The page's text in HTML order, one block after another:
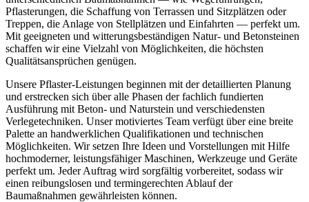
Pflasterungen, die Schaffung von Terrassen und Sitzplätzen oder
Treppen, die Anlage von Stellplätzen und Einfahrten — perfekt um.
Mit geeigneten und witterungsbeständigen Natur- und Betonsteinen
schaffen wir eine Vielzahl von Möglichkeiten, die höchsten
Qualitätsansprüchen genügen.
Unsere Pflaster-Leistungen beginnen mit der detaillierten Planung
und erstrecken sich über alle Phasen der fachlich fundierten
Ausführung mit Beton- und Naturstein und verschiedensten
Verlegetechniken. Unser motiviertes Team verfügt über eine breite
Palette an handwerklichen Qualifikationen und technischen
Möglichkeiten. Wir setzen Ihre Ideen und Vorstellungen mit Hilfe
hochmoderner, leistungsfähiger Maschinen, Werkzeuge und Geräte
perfekt um. Jeder Auftrag wird sorgfältig vorbereitet, sodass wir
einen reibungslosen und termingerechten Ablauf der
Baumaßnahmen gewährleisten können.